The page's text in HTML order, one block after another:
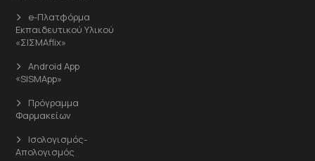
e-Πλατφόρμα
Εκπαιδευτικού Υλικού
«ΣΙΣΜΑflix»
Android App
«SISMApp»
Πρόγραμμα
Φαρμακείων
Ισολογισμός-
Απολογισμός